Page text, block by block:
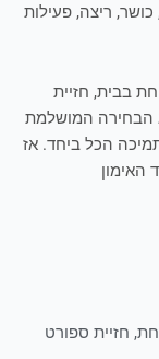
ריצה, פעילות
בבית, חזיית
המושלמת
הכל ביחד. אז
,חזיית ספורט